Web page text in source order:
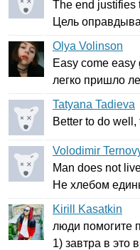
The end justifies
Цель
Olya Volinson
Easy come easy
легко пришло
Tatyana Tadieva
Better to do well ,
Volodimir
Man does not
Не хлебом
Kirill Kasatkin
люди помогите
1) завтра в это